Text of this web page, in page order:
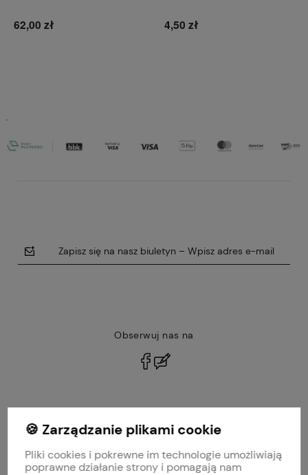
62,00 zł 4,50 zł
Zapisz się na nasz biuletyn – Wpisz adres e-mail
Obserwuj nas na
MOJE KONTO
PŁATNOŚCI I DOSTAWA
🍪 Zarządzanie plikami cookie
Pliki cookies i pokrewne im technologie umożliwiają
poprawne działanie strony i pomagają nam